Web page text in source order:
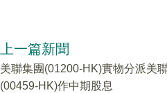
上一篇新聞
美聯集團(01200-HK)實物分派美
(00459-HK)作中期股息